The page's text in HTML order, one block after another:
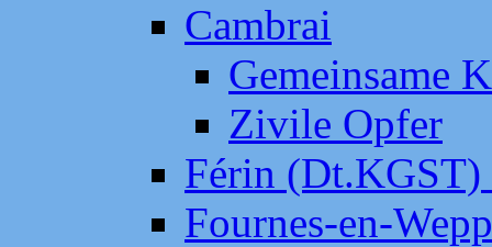
Cambrai
Gemeinsame
Zivile Opfer
Férin (Dt.KGST)
Fournes-en-